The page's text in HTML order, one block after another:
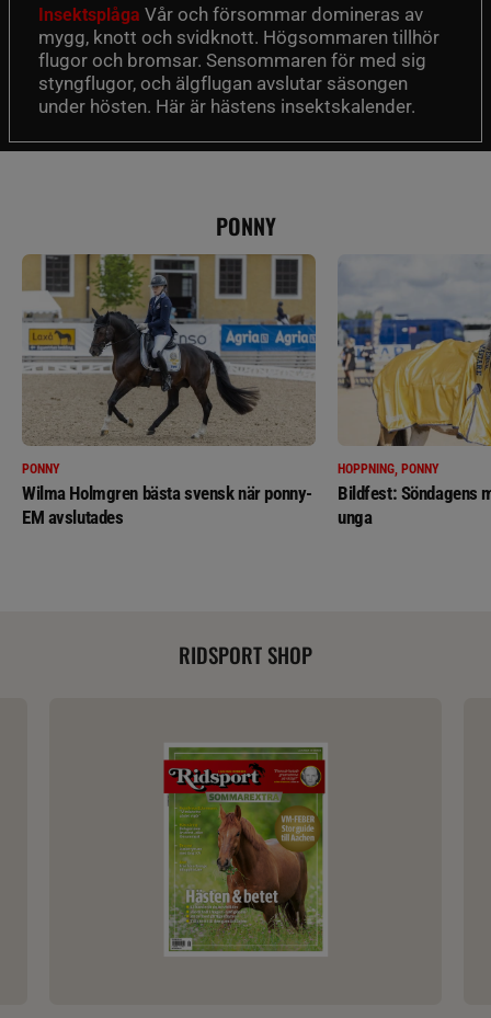
Insektsplåga Vår och försommar domineras av
mygg, knott och svidknott. Högsommaren tillhör
flugor och bromsar. Sensommaren för med sig
styngflugor, och älgflugan avslutar säsongen
under hösten. Här är hästens insektskalender.
PONNY
PONNY
Wilma Holmgren bästa svensk när ponny-
EM avslutades
HOPPNING, PONNY
Bildfest: Söndagens
unga
RIDSPORT SHOP